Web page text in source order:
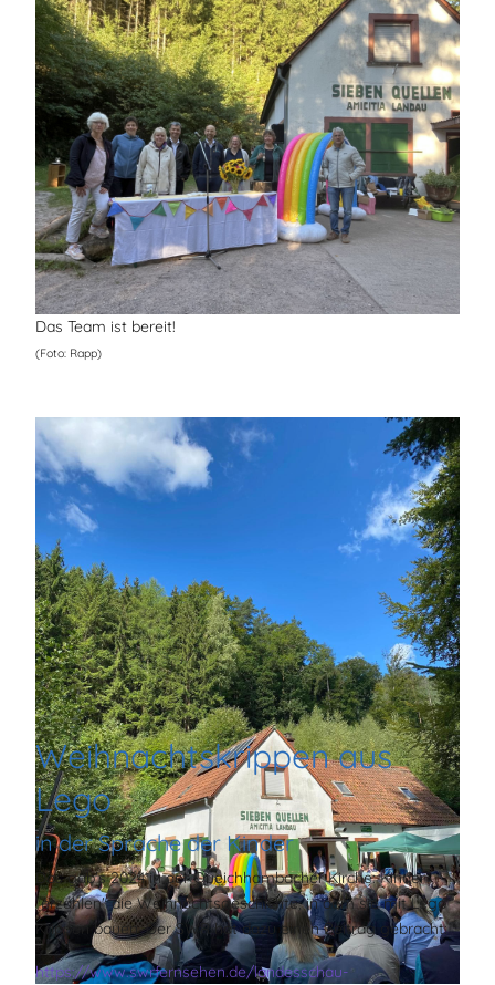
Das Team ist bereit!
(Foto: Rapp)
Weihnachtskrippen aus
Lego
in der Sprache der Kinder
Das gab's 2024 in der Queichhambacher Kirche: Kinder
"erzählen" die Weihnachtsgeschichte, in dem sie mit Lego
Krippen bauen. Der SWR hat dazu einen Beitrag gebracht:
https://www.swrfernsehen.de/landesschau-